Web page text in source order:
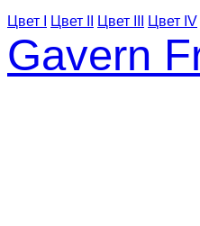
Цвет I Цвет II Цвет III Цвет IV
Gavern